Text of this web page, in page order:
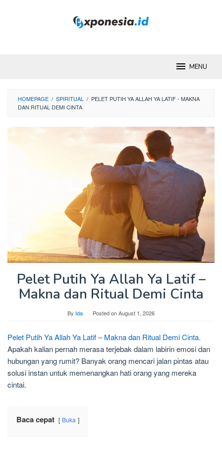
MENU
HOMEPAGE / SPIRITUAL / PELET PUTIH YA ALLAH YA LATIF - MAKNA
DAN RITUAL DEMI CINTA
Pelet Putih Ya Allah Ya Latif –
Makna dan Ritual Demi Cinta
By Ida Posted onAugust 1, 2026
Pelet Putih Ya Allah Ya Latif – Makna dan Ritual Demi Cinta.
Apakah kalian pernah merasa terjebak dalam labirin emosi dan
hubungan yang rumit? Banyak orang mencari jalan pintas atau
solusi instan untuk memenangkan hati orang yang mereka
cintai.
Baca cepat Buka